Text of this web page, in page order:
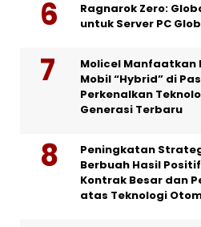
Ragnarok Zero:
untuk Server PC
Molicel Manfaatkan
Mobil “Hybrid” di
Perkenalkan
Generasi Terbaru
Peningkatan
Berbuah Hasil
Kontrak Besar dan
atas Teknologi